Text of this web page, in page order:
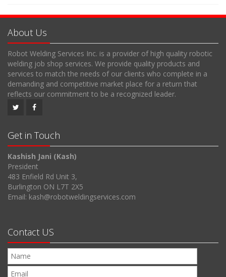
About Us
Robot Welding Services Inc. is a provider of high quality robotic
welding job shop services. We provide quality products and
services to match the needs of our clients who complete in a
demanding and competitive market place for a return that
reflects our commitment to be a recognized leader.
Get in Touch
Kashish Jani (Kash)
President
483 Enfield Rd Unit 3,
Burlington ON L7T 2X5
Email: kash@robotweldingservices.com
Contact US